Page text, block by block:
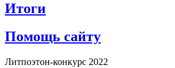
Итоги
Помощь сайту
Литпоэтон-конкурс 2022